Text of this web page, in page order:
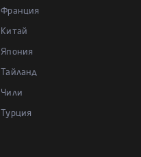
Франция
Китай
Япония
Тайланд
Чили
Турция